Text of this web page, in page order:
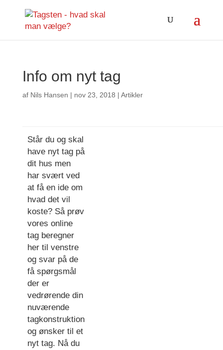
Info om nyt tag
af Nils Hansen | nov 23, 2018 | Artikler
Står du og skal
have nyt tag på
dit hus men
har svært ved
at få en ide om
hvad det vil
koste? Så prøv
vores online
tag beregner
her til venstre
og svar på de
få spørgsmål
der er
vedrørende din
nuværende
tagkonstruktion
og ønsker til et
nyt tag. Nå du